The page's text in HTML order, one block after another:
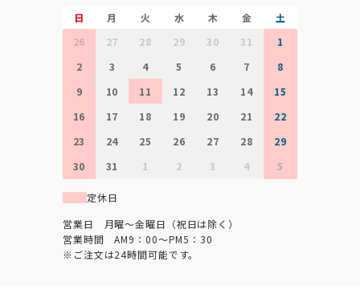
日 月 火 水 木 金
土
26
27 28 29 30 31
1
2
3 4 5 6 7
8
9
10 11 12 13 14
15
16
17 18 19 20 21
22
23
24 25 26 27 28
29
30
31 1 2 3 4 5
定休日
営業日 月曜～金曜日（祝日は除く）
営業時間 AM9：00～PM5：30
※ご注文は24時間可能です。